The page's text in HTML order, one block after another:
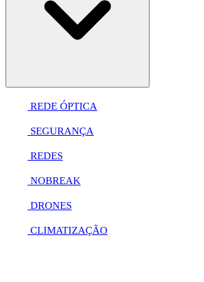
REDE ÓPTICA
SEGURANÇA
REDES
NOBREAK
DRONES
CLIMATIZAÇÃO